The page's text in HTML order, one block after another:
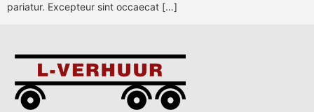
pariatur. Excepteur sint occaecat […]